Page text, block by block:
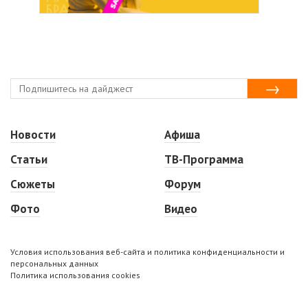
Новости
Статьи
Сюжеты
Фото
Афиша
ТВ-Программа
Форум
Видео
Условия использования веб-сайта и политика конфиденциальности и
персональных данных
Политика использования cookies